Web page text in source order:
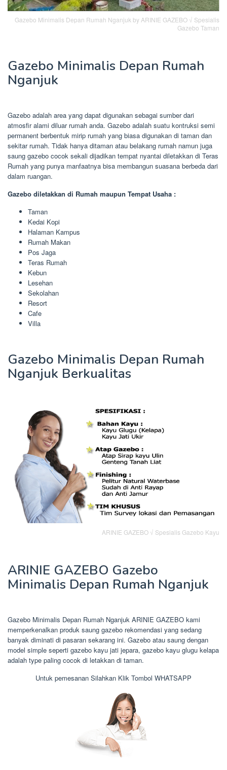
Gazebo Minimalis Depan Rumah Nganjuk by ARINIE GAZEBO √ Spesialis
Gazebo Taman
Gazebo Minimalis Depan Rumah
Nganjuk
Gazebo adalah area yang dapat digunakan sebagai sumber dari
atmosfir alami diluar rumah anda. Gazebo adalah suatu kontruksi semi
permanent berbentuk mirip rumah yang biasa digunakan di taman dan
sekitar rumah. Tidak hanya ditaman atau belakang rumah namun juga
saung gazebo cocok sekali dijadikan tempat nyantai diletakkan di Teras
Rumah yang punya manfaatnya bisa membangun suasana berbeda dari
dalam ruangan.
Gazebo diletakkan di Rumah maupun Tempat Usaha :
Taman
Kedai Kopi
Halaman Kampus
Rumah Makan
Pos Jaga
Teras Rumah
Kebun
Lesehan
Sekolahan
Resort
Cafe
Villa
Gazebo Minimalis Depan Rumah
Nganjuk Berkualitas
ARINIE GAZEBO √ Spesialis Gazebo Kayu
ARINIE GAZEBO Gazebo
Minimalis Depan Rumah Nganjuk
Gazebo Minimalis Depan Rumah Nganjuk ARINIE GAZEBO kami
memperkenalkan produk saung gazebo rekomendasi yang sedang
banyak diminati di pasaran sekarang ini. Gazebo atau saung dengan
model simple seperti gazebo kayu jati jepara, gazebo kayu glugu kelapa
adalah type paling cocok di letakkan di taman.
Untuk pemesanan Silahkan Klik Tombol WHATSAPP